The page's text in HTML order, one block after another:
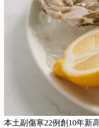
本土副傷寒22例創10年新